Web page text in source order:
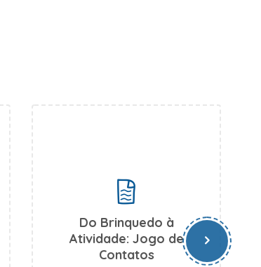
Do Brinquedo à
Atividade: Jogo de
Contatos